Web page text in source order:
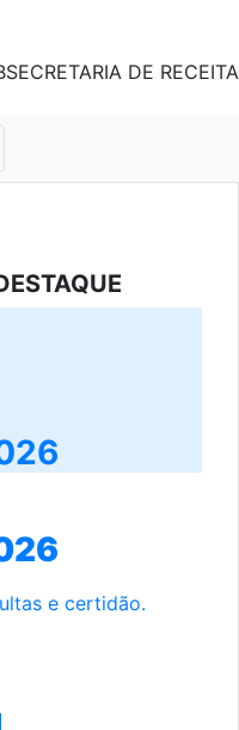
DE RECEITA
e certidão.